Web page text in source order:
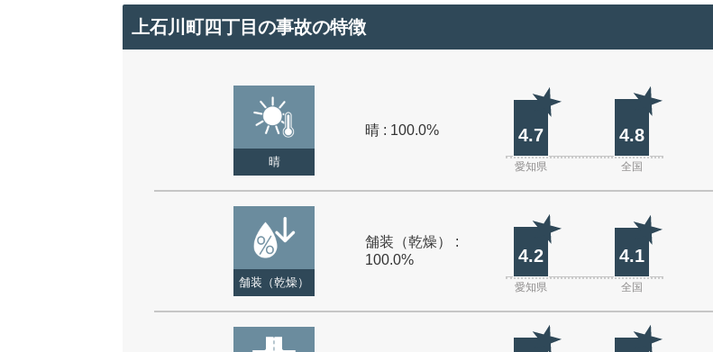
上石川町四丁目の事故の特徴
晴
晴 : 100.0% 4.7 4.8
愛知県 全国
舗装（乾燥）
舗装（乾燥） :
100.0%
4.2 4.1
愛知県 全国